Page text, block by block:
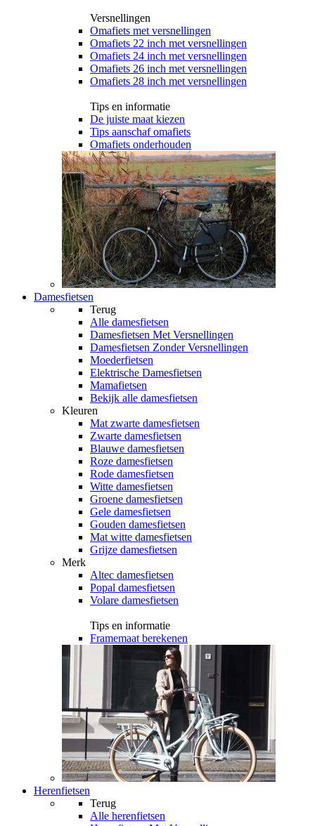
Versnellingen
Omafiets met versnellingen
Omafiets 22 inch met versnellingen
Omafiets 24 inch met versnellingen
Omafiets 26 inch met versnellingen
Omafiets 28 inch met versnellingen
Tips en informatie
De juiste maat kiezen
Tips aanschaf omafiets
Omafiets onderhouden
Damesfietsen
Terug
Alle damesfietsen
Damesfietsen Met Versnellingen
Damesfietsen Zonder Versnellingen
Moederfietsen
Elektrische Damesfietsen
Mamafietsen
Bekijk alle damesfietsen
Kleuren
Mat zwarte damesfietsen
Zwarte damesfietsen
Blauwe damesfietsen
Roze damesfietsen
Rode damesfietsen
Witte damesfietsen
Groene damesfietsen
Gele damesfietsen
Gouden damesfietsen
Mat witte damesfietsen
Grijze damesfietsen
Merk
Altec damesfietsen
Popal damesfietsen
Volare damesfietsen
Tips en informatie
Framemaat berekenen
Herenfietsen
Terug
Alle herenfietsen